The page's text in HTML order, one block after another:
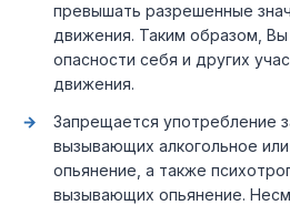
превышать разрешенные
движения. Таким образом,
опасности себя и других
движения.
Запрещается употребление
вызывающих алкогольное
опьянение, а также
вызывающих опьянение.